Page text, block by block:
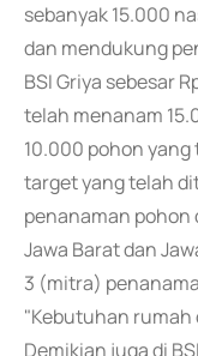
sebanyak 15.000
dan mendukung
BSI Griya sebesar
telah menanam
10.000 pohon
target yang telah
penanaman pohon
Jawa Barat dan
3 (mitra)
"Kebutuhan rumah
Demikian juga di